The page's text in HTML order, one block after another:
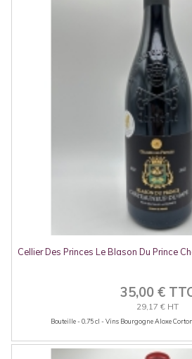
Cellier Des Princes Le Blason Du Prince
35,00 €
29,17 € HT
Bouteille - 0.75 cl - Vins Bourgogne Aloxe